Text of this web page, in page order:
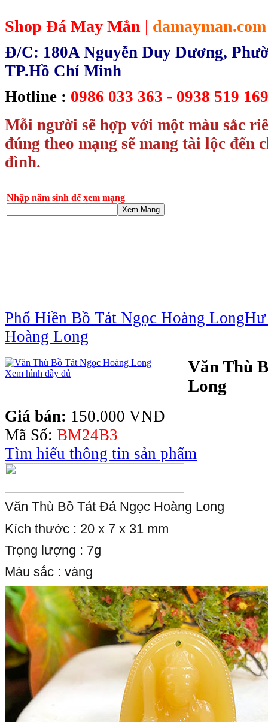
Shop Đá May Mắn | damayman.com
Đ/C: 180A Nguyễn Duy Dương,
TP.Hồ Chí Minh
Hotline : 0986 033 363 - 0938 519
Mỗi người sẽ hợp với một màu sắc
đúng theo mạng sẽ mang tài lộc đến
đình.
Nhập năm sinh để xem mạng
Xem Mạng
Phổ Hiền Bồ Tát Ngọc Hoàng LongHư
Hoàng Long
Xem hình đầy đủ
Văn Thù
Long
Giá bán: 150.000 VNĐ
Mã Số: BM24B3
Tìm hiểu thông tin sản phẩm
Văn Thù Bồ Tát Đá Ngọc Hoàng Long
Kích thước : 20 x 7 x 31 mm
Trọng lượng : 7g
Màu sắc : vàng